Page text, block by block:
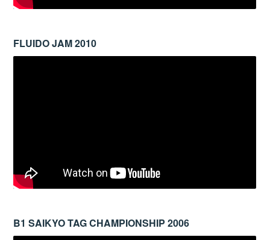
FLUIDO JAM 2010
B1 SAIKYO TAG CHAMPIONSHIP 2006